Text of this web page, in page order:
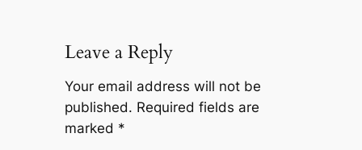
Leave a Reply
Your email address will not be
published. Required fields are
marked *